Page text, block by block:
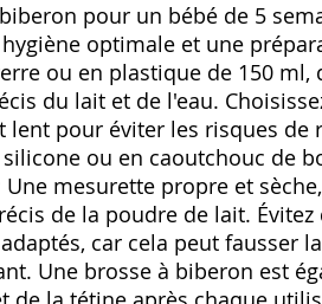
pour un bébé de 5
optimale et une
ou en plastique de 150
du lait et de l'eau.
lent pour éviter les risques de
ou en caoutchouc de
mesurette propre et
de la poudre de lait.
car cela peut
Une brosse à biberon est